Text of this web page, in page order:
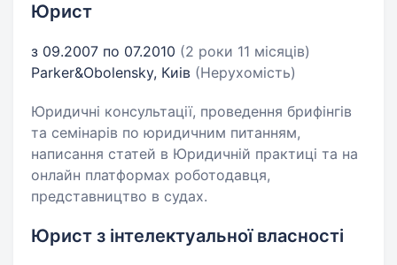
Юрист
з 09.2007 по 07.2010 (2 роки 11 місяців)
Parker&Obolensky, Киів (Нерухомість)
Юридичні консультації, проведення брифінгів
та семінарів по юридичним питанням,
написання статей в Юридичній практиці та на
онлайн платформах роботодавця,
представництво в судах.
Юрист з інтелектуальної власності